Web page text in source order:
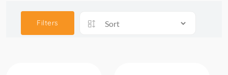
Filters